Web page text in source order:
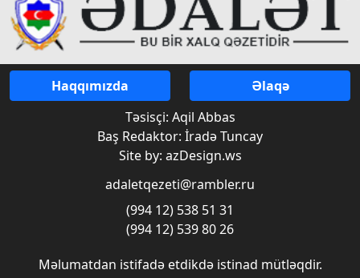
Haqqımızda
Əlaqə
Təsisçi: Aqil Abbas
Baş Redaktor: İradə Tuncay
Site by: azDesign.ws
adaletqezeti@rambler.ru
(994 12) 538 51 31
(994 12) 539 80 26
Məlumatdan istifadə etdikdə istinad mütləqdir.